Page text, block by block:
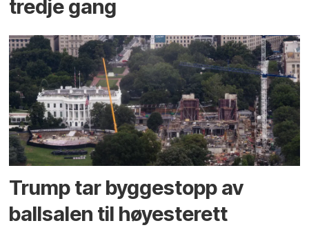
tredje gang
Trump tar byggestopp av
ballsalen til høyesterett